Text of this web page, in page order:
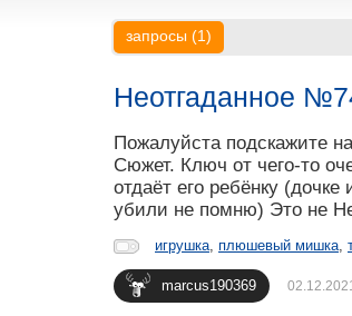
запросы (1)
Неотгаданное
Пожалуйста подскажите
Сюжет. Ключ от чего-то
отдаёт его ребёнку
убили не помню) Это не
игрушка, плюшевый мишка,
marcus190369